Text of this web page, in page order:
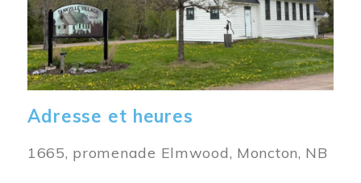
Adresse et heures
1665, promenade Elmwood, Moncton, NB